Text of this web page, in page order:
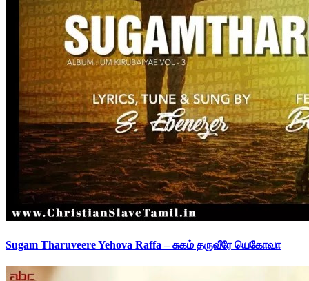
Sugam Tharuveere Yehova Raffa – சுகம் தருவீரே யெகோவா